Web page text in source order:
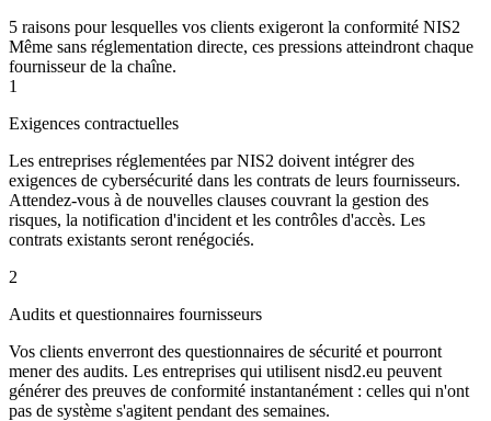
5 raisons pour lesquelles vos clients exigeront la conformité NIS2
Même sans réglementation directe, ces pressions atteindront chaque
fournisseur de la chaîne.
1
Exigences contractuelles
Les entreprises réglementées par NIS2 doivent intégrer des
exigences de cybersécurité dans les contrats de leurs fournisseurs.
Attendez-vous à de nouvelles clauses couvrant la gestion des
risques, la notification d'incident et les contrôles d'accès. Les
contrats existants seront renégociés.
2
Audits et questionnaires fournisseurs
Vos clients enverront des questionnaires de sécurité et pourront
mener des audits. Les entreprises qui utilisent nisd2.eu peuvent
générer des preuves de conformité instantanément : celles qui n'ont
pas de système s'agitent pendant des semaines.